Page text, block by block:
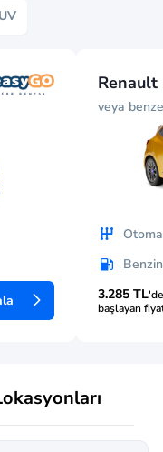
Renault
veya
Benzin
3.285 TL
başlayan